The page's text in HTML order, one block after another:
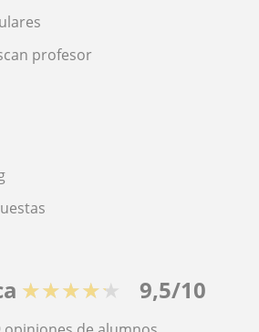
profesor
★★★★★ 9,5/10